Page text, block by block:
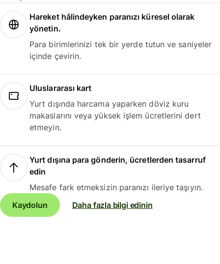
Hareket hâlindeyken paranızı küresel olarak
yönetin.
Para birimlerinizi tek bir yerde tutun ve saniyeler
içinde çevirin.
Uluslararası kart
Yurt dışında harcama yaparken döviz kuru
makaslarını veya yüksek işlem ücretlerini dert
etmeyin.
Yurt dışına para gönderin, ücretlerden tasarruf
edin
Mesafe fark etmeksizin paranızı ileriye taşıyın.
Kaydolun
Daha fazla bilgi edinin